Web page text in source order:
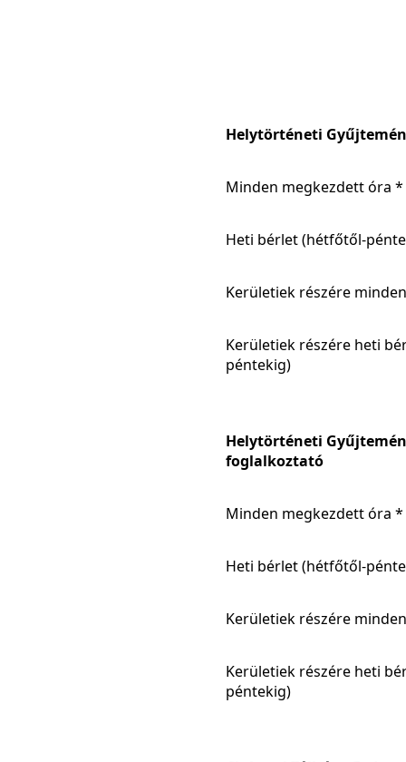
Helytörténeti
Minden megkezdett óra *
Heti bérlet (hétfőtől-
Kerületiek részére
Kerületiek részére heti
péntekig)
Helytörténeti
foglalkoztató
Minden megkezdett óra *
Heti bérlet (hétfőtől-
Kerületiek részére
Kerületiek részére heti
péntekig)